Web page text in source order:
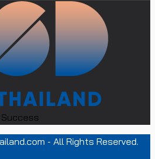
Success
- All Rights Reserved.